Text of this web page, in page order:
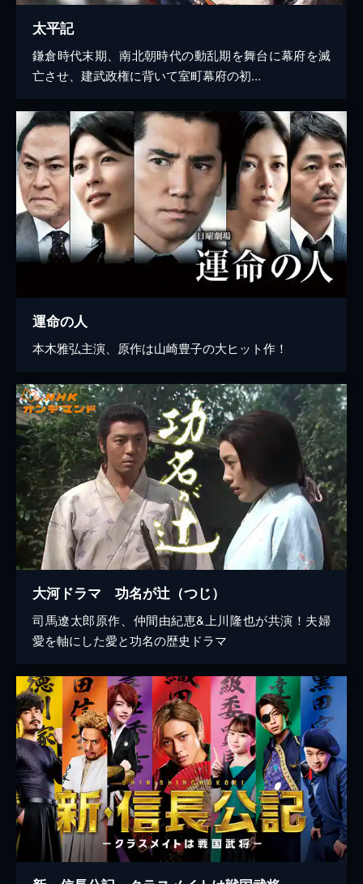
太平記
鎌倉時代末期、南北朝時代の動乱期を舞台に幕府を滅
亡させ、建武政権に背いて室町幕府の初...
運命の人
本木雅弘主演、原作は山崎豊子の大ヒット作！
大河ドラマ 功名が辻（つじ）
司馬遼太郎原作、仲間由紀恵&上川隆也が共演！夫婦
愛を軸にした愛と功名の歴史ドラマ